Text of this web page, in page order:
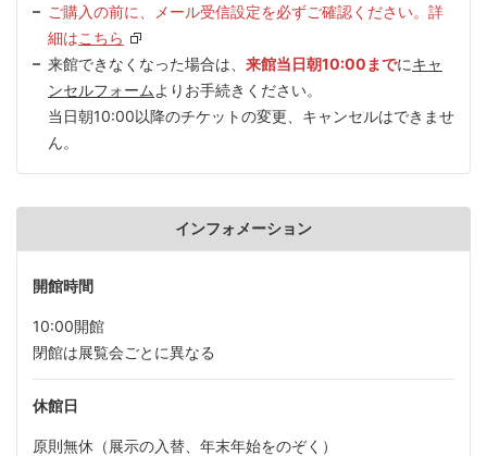
ご購入の前に、メール受信設定を必ずご確認ください。詳
細はこちら
来館できなくなった場合は、 来館当日朝10:00までにキャ
ンセルフォーム よりお手続きください。
当日朝10:00以降のチケットの変更、キャンセルはできませ
ん。
インフォメーション
開館時間
10:00開館
閉館は展覧会ごとに異なる
休館日
原則無休（展示の入替、年末年始をのぞく）